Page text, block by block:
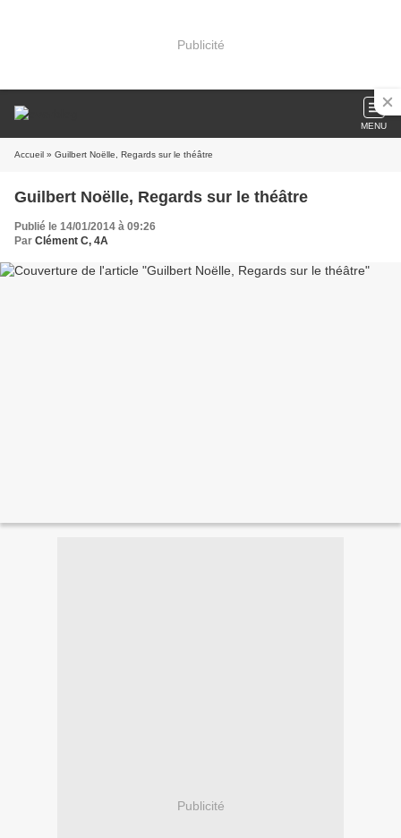
Publicité
MENU
Accueil » Guilbert Noëlle, Regards sur le théâtre
Guilbert Noëlle, Regards sur le théâtre
Publié le 14/01/2014 à 09:26
Par Clément C, 4A
Publicité